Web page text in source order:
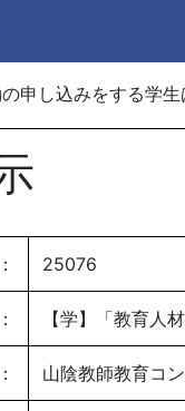
申し込みをする学
25076
【学】「教育人
山陰教師教育コ